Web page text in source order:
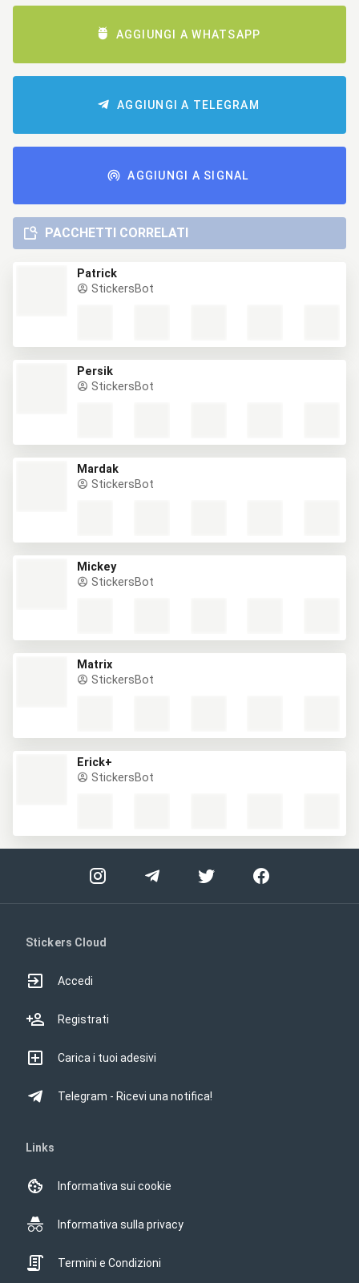
AGGIUNGI A WHATSAPP
AGGIUNGI A TELEGRAM
AGGIUNGI A SIGNAL
PACCHETTI CORRELATI
Patrick
StickersBot
Persik
StickersBot
Mardak
StickersBot
Mickey
StickersBot
Matrix
StickersBot
Erick+
StickersBot
Stickers Cloud
Accedi
Registrati
Carica i tuoi adesivi
Telegram - Ricevi una notifica!
Links
Informativa sui cookie
Informativa sulla privacy
Termini e Condizioni